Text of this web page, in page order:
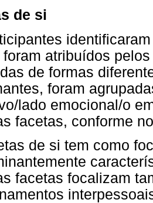
de si
foram atribuídos
de formas
foram
lado emocional/o
facetas, conforme
de si tem como
facetas focalizam